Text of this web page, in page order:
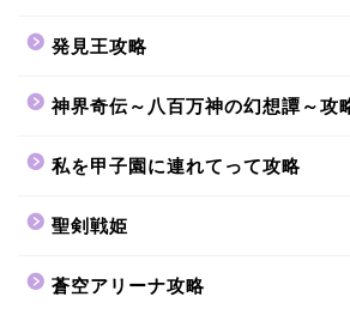
発見王攻略
神界奇伝～八百万神の幻想譚～攻
私を甲子園に連れてって攻略
聖剣戦姫
蒼空アリーナ攻略